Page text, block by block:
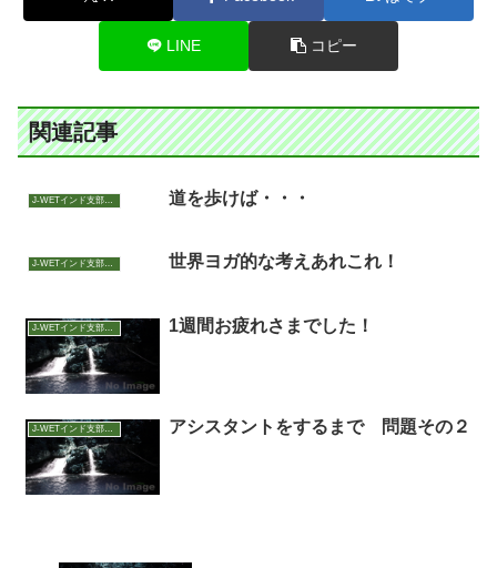
LINE コピー
関連記事
J-WETインド支部～ヨガのこころ～ 道を歩けば・・・
J-WETインド支部～ヨガのこころ～ 世界ヨガ的な考えあれこれ！
J-WETインド支部～ヨガのこころ～ 1週間お疲れさまでした！
J-WETインド支部～ヨガのこころ～ アシスタントをするまで 問題その２